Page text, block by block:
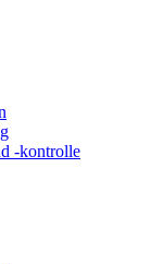
-kontrolle